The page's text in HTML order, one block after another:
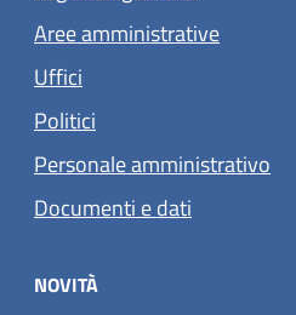
Aree amministrative
Uffici
Politici
Personale amministrativo
Documenti e dati
NOVITÀ